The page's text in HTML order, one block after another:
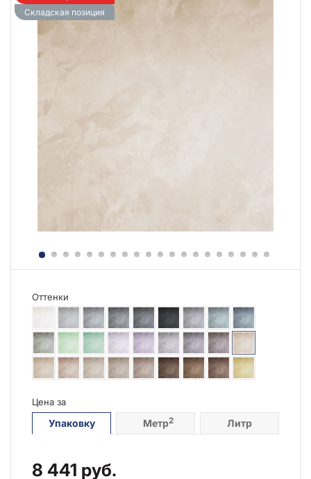
Складская позиция
Оттенки
Цена за
Упаковку Метр2 Литр
8 441 руб.